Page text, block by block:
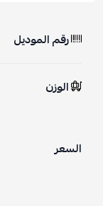
رقم الموديل
الوزن
السعر